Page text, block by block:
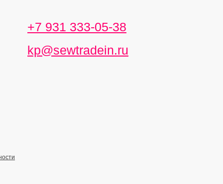
+7 931 333-05-38
kp@sewtradein.ru